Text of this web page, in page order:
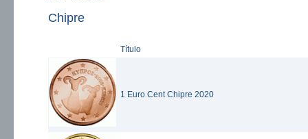
Chipre
Título
1 Euro Cent Chipre 2020